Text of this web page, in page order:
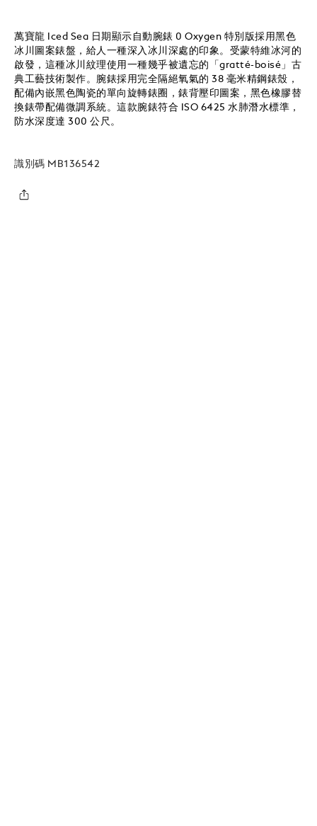
萬寶龍 Iced Sea 日期顯示自動腕錶 0 Oxygen 特別版採用黑色
冰川圖案錶盤，給人一種深入冰川深處的印象。受蒙特維冰河的
啟發，這種冰川紋理使用一種幾乎被遺忘的「gratté-boisé」古
典工藝技術製作。腕錶採用完全隔絕氧氣的 38 毫米精鋼錶殼，
配備內嵌黑色陶瓷的單向旋轉錶圈，錶背壓印圖案，黑色橡膠替
換錶帶配備微調系統。這款腕錶符合 ISO 6425 水肺潛水標準，
防水深度達 300 公尺。
識別碼 MB136542